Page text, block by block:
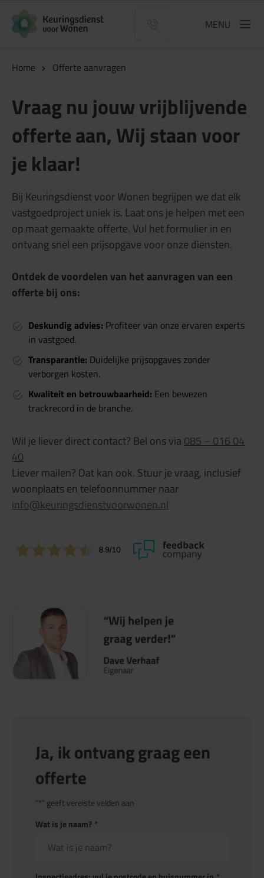
Logo Keuringsdienst voor Wonen
MENU
Home Offerte aanvragen
Vraag nu jouw vrijblijvende
offerte aan, Wij staan voor
je klaar!
Bij Keuringsdienst voor Wonen begrijpen we dat elk
vastgoedproject uniek is. Laat ons je helpen met een
op maat gemaakte offerte. Vul het formulier in en
ontvang snel een prijsopgave voor onze diensten.
Ontdek de voordelen van het aanvragen van een
offerte bij ons:
Deskundig advies: Profiteer van onze ervaren experts
in vastgoed.
Transparantie: Duidelijke prijsopgaves zonder
verborgen kosten.
Kwaliteit en betrouwbaarheid: Een bewezen
trackrecord in de branche.
Wil je liever direct contact? Bel ons via085 – 016 04
40
Liever mailen? Dat kan ook. Stuur je vraag, inclusief
woonplaats en telefoonnummer naar
info@keuringsdienstvoorwonen.nl
Ja, ik ontvang graag een
offerte
"*" geeft vereiste velden aan
Wat is je naam? *